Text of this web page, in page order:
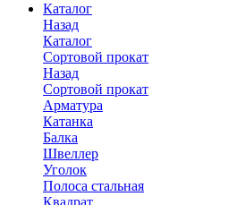
Каталог
Назад
Каталог
Сортовой прокат
Назад
Сортовой прокат
Арматура
Катанка
Балка
Швеллер
Уголок
Полоса стальная
Квадрат